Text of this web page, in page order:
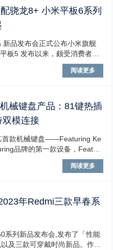
骁龙8+ 小米平板6系列
品发布会正式公布小米旗舰
板5 发布以来，颇受消费者喜
升级。强劲性能，强力迸发，
在移动会议、效率办公、影音
阅读更多
械键盘产品：81键热插
双模连接
首款机械键盘——Featuring Ke
品牌的第一款设备，Featuri
加与用户和第三方合作伙伴
而该平台的首个成果便是这款
阅读更多
年Redmi三款早春系
系列新品发布会,发布了「性能
及三款可穿戴时尚新品。作为